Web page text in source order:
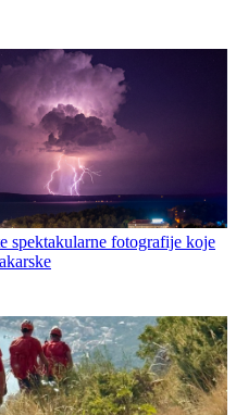
fotografije koje